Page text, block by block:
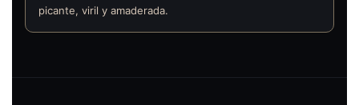
picante, viril y amaderada.